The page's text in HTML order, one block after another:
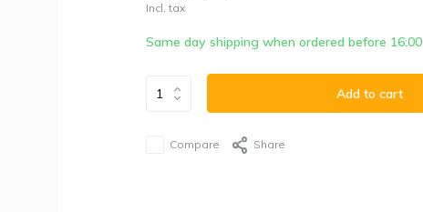
Incl. tax
Same day shipping when ordered before 16:00
Add to cart
Compare Share